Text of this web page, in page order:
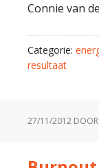
Connie van
Categorie:
resultaat
27/11/2012 DOOR